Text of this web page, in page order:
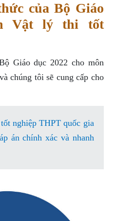
của Bộ Giáo
Vật lý thi tốt
Giáo dục 2022 cho môn
chúng tôi sẽ cung cấp cho
nghiệp THPT quốc gia
án chính xác và nhanh